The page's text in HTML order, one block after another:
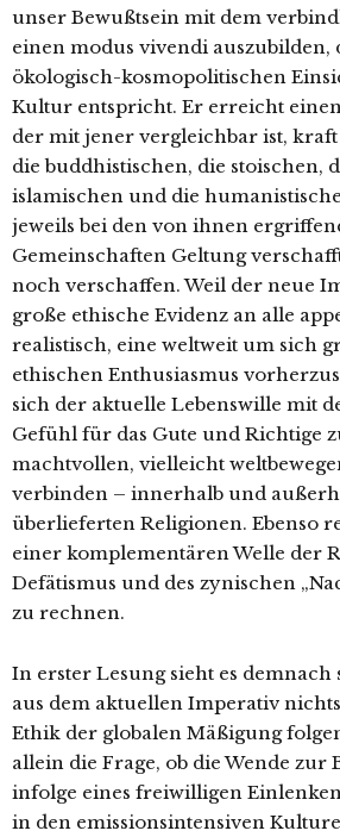
unser Bewußtsein mit dem
einen modus vivendi auszubilden,
ökologisch-kosmopolitischen
Kultur entspricht. Er erreicht
der mit jener vergleichbar ist,
die buddhistischen, die stoischen,
islamischen und die
jeweils bei den von ihnen
Gemeinschaften Geltung
noch verschaffen. Weil der neue
große ethische Evidenz an alle
realistisch, eine weltweit um sich
ethischen Enthusiasmus
sich der aktuelle Lebenswille mit
Gefühl für das Gute und Richtige
machtvollen, vielleicht
verbinden – innerhalb und
überlieferten Religionen. Ebenso
einer komplementären Welle der
Defätismus und des zynischen
zu rechnen.
In erster Lesung sieht es demnach
aus dem aktuellen Imperativ
Ethik der globalen Mäßigung
allein die Frage, ob die Wende zur
infolge eines freiwilligen
in den emissionsintensiven